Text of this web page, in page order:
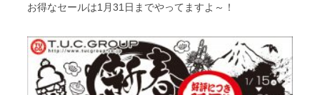
お得なセールは1月31日までやってますよ～！